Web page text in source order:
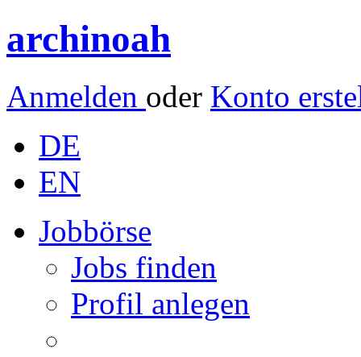
archinoah
Anmelden oder Konto
DE
EN
Jobbörse
Jobs finden
Profil anlegen